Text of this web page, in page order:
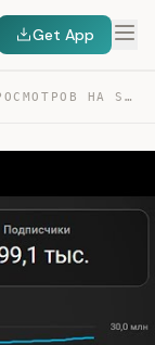
Get App
0 ПРОСМОТРОВ НА SHORTS: КАК ИСПРАВИТЬ? — TRANSCRIPT